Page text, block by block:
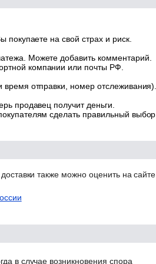
на свой страх и риск.
Можете добавить комментарий.
компании или почты РФ.
отправки, номер отслеживания).
продавец получит деньги.
сделать правильный выбор.
также можно оценить на сайте
в случае возникновения спора